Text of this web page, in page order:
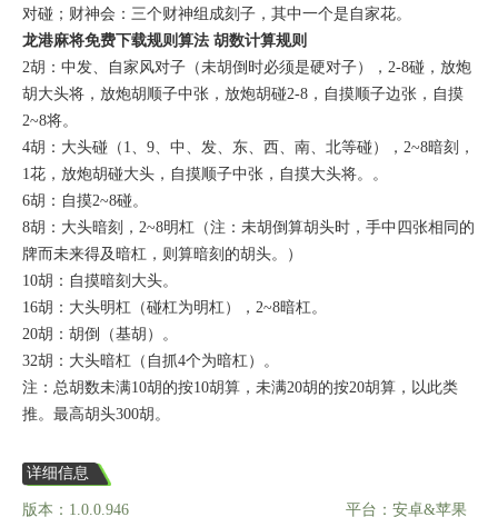
对碰；财神会：三个财神组成刻子，其中一个是自家花。
龙港麻将免费下载规则算法 胡数计算规则
2胡：中发、自家风对子（未胡倒时必须是硬对子），2-8碰，放炮
胡大头将，放炮胡顺子中张，放炮胡碰2-8，自摸顺子边张，自摸
2~8将。
4胡：大头碰（1、9、中、发、东、西、南、北等碰），2~8暗刻，
1花，放炮胡碰大头，自摸顺子中张，自摸大头将。。
6胡：自摸2~8碰。
8胡：大头暗刻，2~8明杠（注：未胡倒算胡头时，手中四张相同的
牌而未来得及暗杠，则算暗刻的胡头。）
10胡：自摸暗刻大头。
16胡：大头明杠（碰杠为明杠），2~8暗杠。
20胡：胡倒（基胡）。
32胡：大头暗杠（自抓4个为暗杠）。
注：总胡数未满10胡的按10胡算，未满20胡的按20胡算，以此类
推。最高胡头300胡。
详细信息
版本：1.0.0.946
平台：安卓&苹果